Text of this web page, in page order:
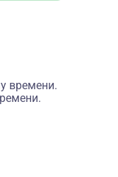
времени.